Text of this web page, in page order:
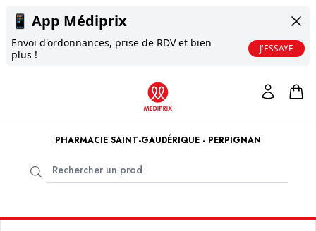
📱 App Médiprix
Envoi d'ordonnances, prise de RDV et bien
plus !
J'ESSAYE
PHARMACIE SAINT-GAUDÉRIQUE - PERPIGNAN